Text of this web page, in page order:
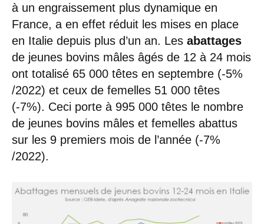
à un engraissement plus dynamique en
France, a en effet réduit les mises en place
en Italie depuis plus d’un an. Les abattages
de jeunes bovins mâles âgés de 12 à 24 mois
ont totalisé 65 000 têtes en septembre (-5%
/2022) et ceux de femelles 51 000 têtes
(-7%). Ceci porte à 995 000 têtes le nombre
de jeunes bovins mâles et femelles abattus
sur les 9 premiers mois de l’année (-7%
/2022).